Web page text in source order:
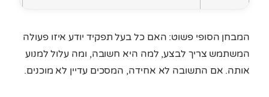
המבחן הסופי פשוט: האם כל בעל תפקיד יודע איזו פעולה
המשתמש צריך לבצע, למה היא חשובה, ומה עלול למנוע
אותה. אם התשובה לא אחידה, המסכים עדיין לא מוכנים.